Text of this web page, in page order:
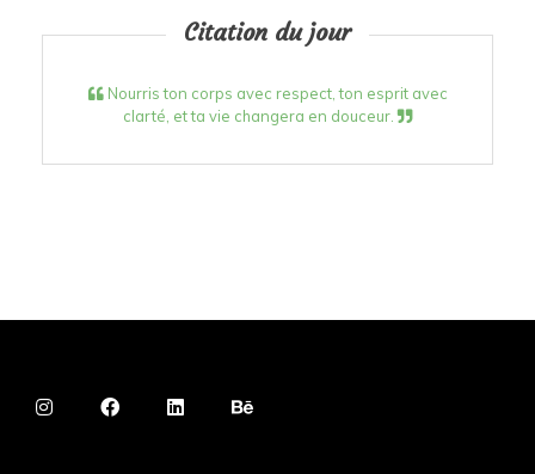
Citation du jour
Nourris ton corps avec respect, ton esprit avec
clarté, et ta vie changera en douceur.